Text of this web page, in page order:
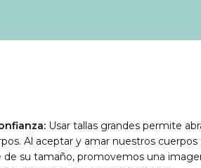
Usar tallas grandes permite
Al aceptar y amar nuestros
su tamaño, promovemos una